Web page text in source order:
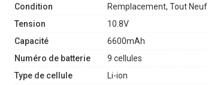
Condition
Remplacement, Tout Neuf
Tension
10.8V
Capacité
6600mAh
Numéro de batterie
9 cellules
Type de cellule
Li-ion